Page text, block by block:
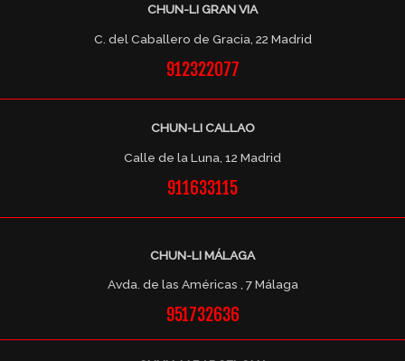
CHUN-LI GRAN VIA
C. del Caballero de Gracia, 22 Madrid
912322077
CHUN-LI CALLAO
Calle de la Luna, 12 Madrid
911633115
CHUN-LI MÁLAGA
Avda. de las Américas , 7 Málaga
951732636